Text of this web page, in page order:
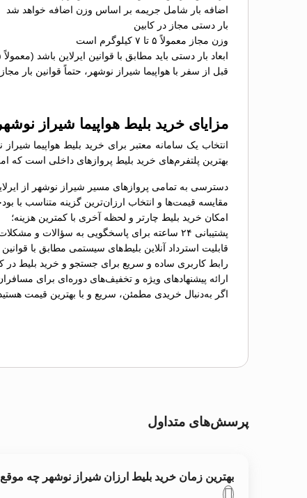
اضافه بار شامل جریمه بر اساس وزن اضافه خواهد شد
بار دستی مجاز در کابین
وزن مجاز معمولاً ۵ تا ۷ کیلوگرم است
ابعاد بار دستی باید مطابق با قوانین ایرلاین باشد (معمولاً ۵۵×۴۰×۲۳ سانتی‌متر)
قبل از سفر با هواپیما شیراز نوشهر، حتماً قوانین بار
مزایای خرید بلیط هواپیما شیراز
انتخاب یک سامانه معتبر برای خرید بلیط هواپیما
بهترین پلتفرم‌های خرید بلیط پروازهای داخلی است که
دسترسی به تمامی پروازهای مسیر شیراز نوشهر از
مقایسه قیمت‌ها و انتخاب ارزان‌ترین گزینه متناسب با
امکان خرید بلیط چارتر و لحظه آخری با کمترین هزینه؛
پشتیبانی ۲۴ ساعته برای پاسخگویی به سؤالات و مشکلات احتمالی؛
قابلیت استرداد آنلاین بلیط‌های سیستمی مطابق با قوانین
رابط کاربری ساده و سریع برای جستجو و خرید بلیط در
ارائه پیشنهادهای ویژه و تخفیف‌های دوره‌ای برای
اگر به‌دنبال خریدی مطمئن، سریع و با بهترین قیمت
پرسش‌های متداول
بهترین زمان خرید بلیط ارزان شیراز نوشهر چه